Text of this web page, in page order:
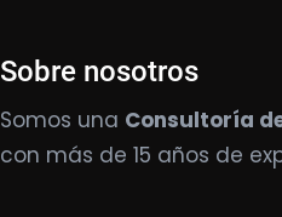
Sobre nosotros
Somos una Consultoría
con más de 15 años de